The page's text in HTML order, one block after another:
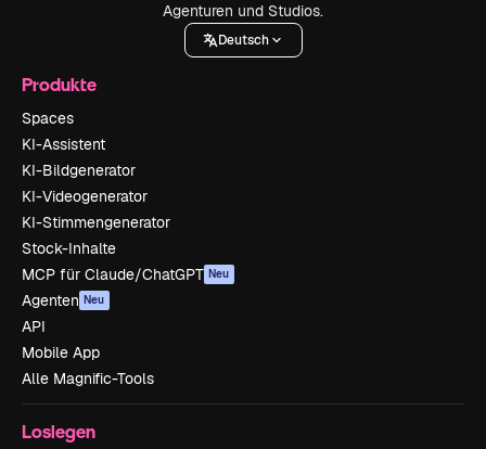
Agenturen und Studios.
Deutsch
Produkte
Spaces
KI-Assistent
KI-Bildgenerator
KI-Videogenerator
KI-Stimmengenerator
Stock-Inhalte
MCP für Claude/ChatGPT Neu
Agenten Neu
API
Mobile App
Alle Magnific-Tools
Loslegen